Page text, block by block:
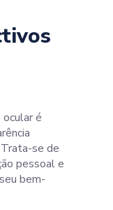
é
se de
pessoal e
bem-